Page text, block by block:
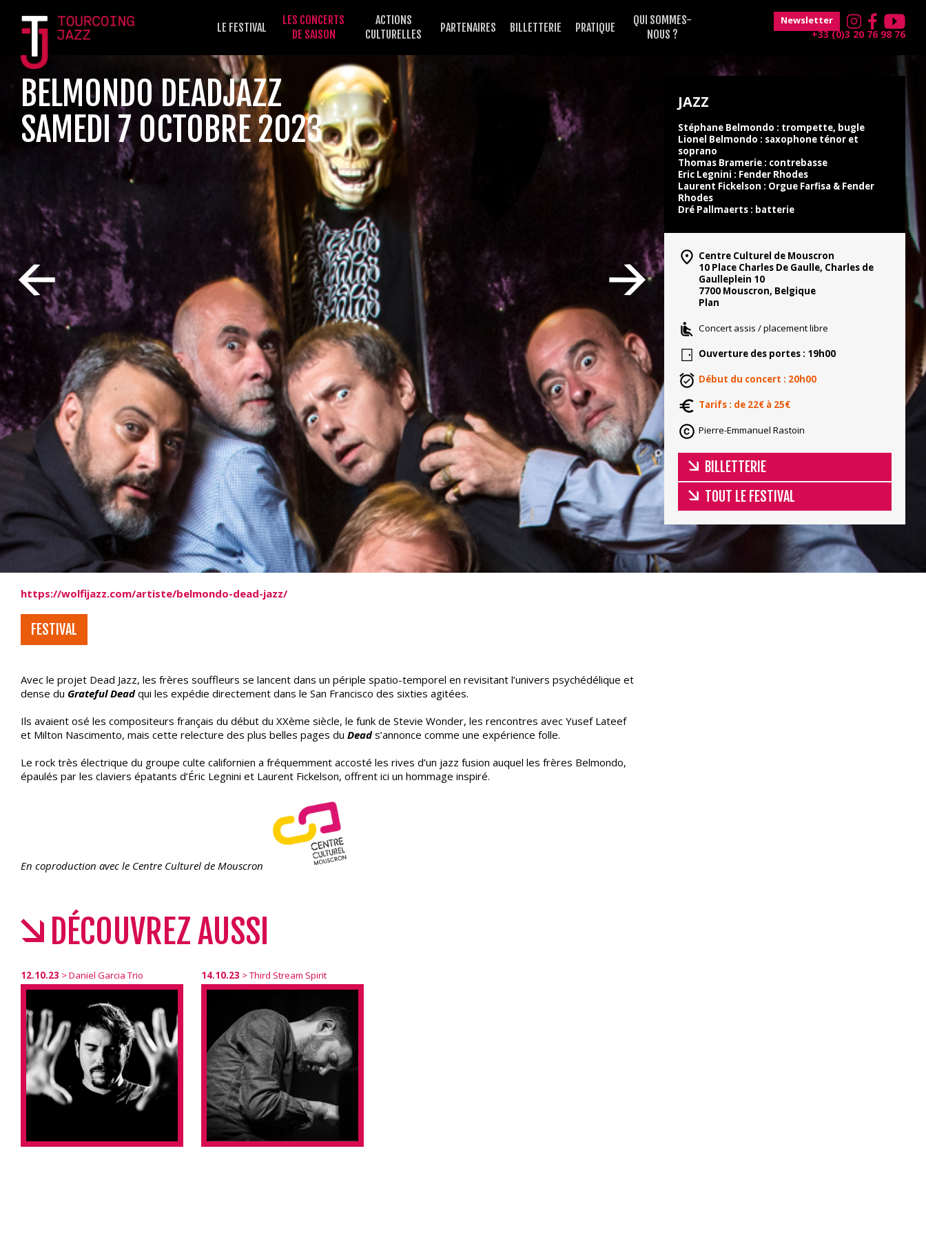
LE FESTIVAL
LES CONCERTS
DE SAISON
ACTIONS
CULTURELLES
PARTENAIRES BILLETTERIE PRATIQUE
QUI SOMMES-
NOUS ?
Newsletter
+33 (0)3 20 76 98 76
BELMONDO DEADJAZZ
SAMEDI 7 OCTOBRE 2023
https://wolfijazz.com/artiste/belmondo-dead-jazz/
FESTIVAL
Avec le projet Dead Jazz, les frères souffleurs se lancent dans un périple spatio-temporel en revisitant l’univers psychédélique et
dense du Grateful Deadqui les expédie directement dans le San Francisco des sixties agitées.
Ils avaient osé les compositeurs français du début du XXème siècle, le funk de Stevie Wonder, les rencontres avec Yusef Lateef
et Milton Nascimento, mais cette relecture des plus belles pages du Deads’annonce comme une expérience folle.
Le rock très électrique du groupe culte californien a fréquemment accosté les rives d’un jazz fusion auquel les frères Belmondo,
épaulés par les claviers épatants d’Éric Legnini et Laurent Fickelson, offrent ici un hommage inspiré.
En coproduction avec le Centre Culturel de Mouscron
JAZZ
Stéphane Belmondo : trompette, bugle
Lionel Belmondo : saxophone ténor et
soprano
Thomas Bramerie : contrebasse
Eric Legnini : Fender Rhodes
Laurent Fickelson : Orgue Farfisa & Fender
Rhodes
Dré Pallmaerts : batterie
Centre Culturel de Mouscron
10 Place Charles De Gaulle, Charles de
Gaulleplein 10
7700 Mouscron, Belgique
Plan
Concert assis / placement libre
Ouverture des portes : 19h00
Début du concert : 20h00
Tarifs : de 22€ à 25€
Pierre-Emmanuel Rastoin
BILLETTERIE
TOUT LE FESTIVAL
DÉCOUVREZ AUSSI
12.10.23 >Daniel Garcia Trio 14.10.23 >Third Stream Spirit